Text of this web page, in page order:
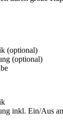
(optional)
(optional)
inkl. Ein/Aus